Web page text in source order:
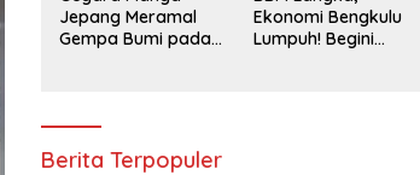
Jepang Meramal
Gempa Bumi pada
Ekonomi Bengkulu
Lumpuh! Begini
Berita Terpopuler